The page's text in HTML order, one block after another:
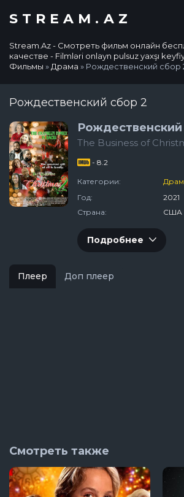
STREAM.AZ
Stream.Az - Смотреть фильм онлайн
качестве - Filmləri onlayn pulsuz yaxşı
Фильмы » Драма » Рождественский сбор
Рождественский сбор 2
Рождественский
The Business of
- 8.2
Категории:
Год:
2021
Страна:
США
Подробнее
Плеер Доп плеер
Смотреть также